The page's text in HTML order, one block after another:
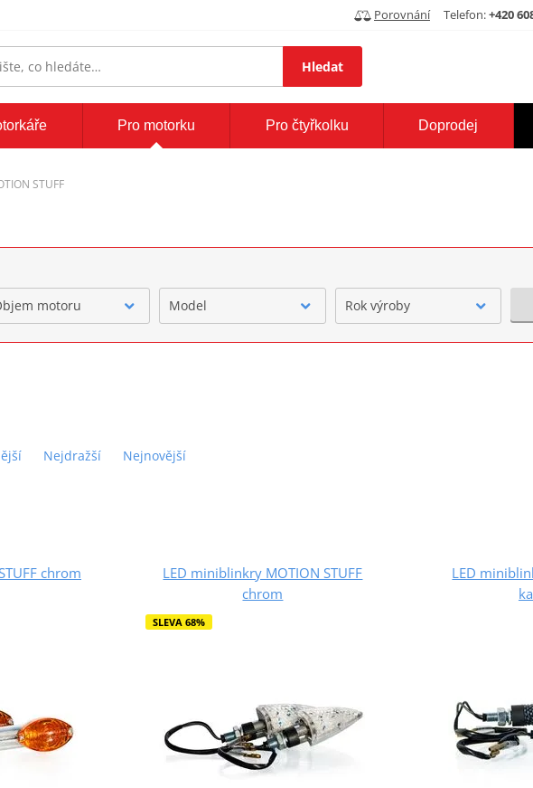
Porovnání Telefon:+420
Hledat
Pro motorku Pro čtyřkolku Doprodej
STUFF
motoru Model Rok výroby
Nejdražší Nejnovější
chrom
LED miniblinkry MOTION STUFF
chrom
SLEVA 68%
LED